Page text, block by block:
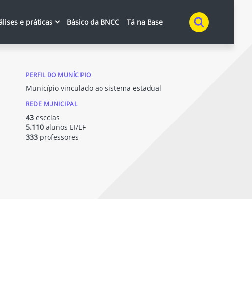
e práticas Básico da BNCC Tá na Base Buscar
PERFIL DO MUNÍCIPIO
Município vinculado ao sistema estadual
REDE MUNICIPAL
43 escolas
5.110 alunos EI/EF
333 professores